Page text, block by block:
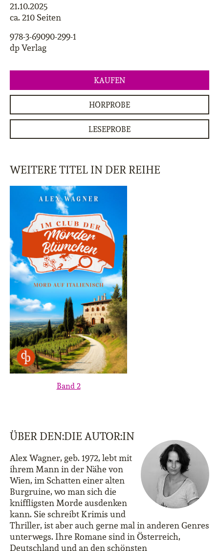
21.10.2025
ca. 210 Seiten
978-3-69090-299-1
dp Verlag
KAUFEN
HÖRPROBE
LESEPROBE
WEITERE TITEL IN DER REIHE
Band 2
ÜBER DEN:DIE AUTOR:IN
Alex Wagner, geb. 1972, lebt mit
ihrem Mann in der Nähe von
Wien, im Schatten einer alten
Burgruine, wo man sich die
kniffligsten Morde ausdenken
kann. Sie schreibt Krimis und
Thriller, ist aber auch gerne mal in anderen Genres
unterwegs. Ihre Romane sind in Österreich,
Deutschland und an den schönsten